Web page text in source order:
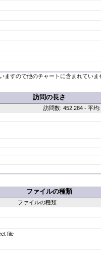
ますので他のチャートに含まれてい
訪問の長さ
訪問数: 452,284 - 平均
ファイルの種類
ファイルの種類
file